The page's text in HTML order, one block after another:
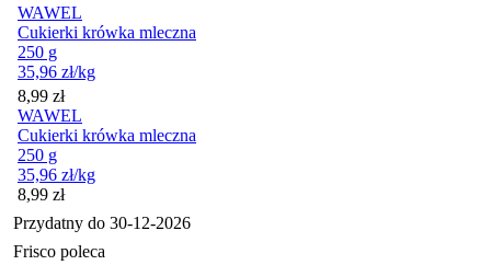
WAWEL
Cukierki krówka mleczna
250 g
35,96 zł/kg
Cena
8,99 zł
WAWEL
Cukierki krówka mleczna
250 g
35,96 zł/kg
Cena
8,99 zł
Przydatny do 30-12-2026
Frisco poleca